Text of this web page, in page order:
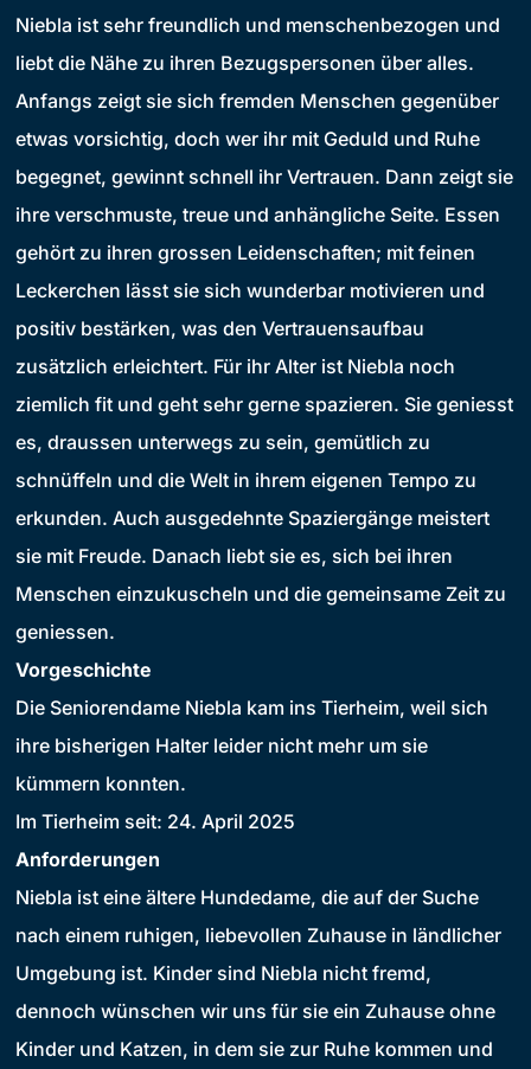
Niebla ist sehr freundlich und menschenbezogen und
liebt die Nähe zu ihren Bezugspersonen über alles.
Anfangs zeigt sie sich fremden Menschen gegenüber
etwas vorsichtig, doch wer ihr mit Geduld und Ruhe
begegnet, gewinnt schnell ihr Vertrauen. Dann zeigt sie
ihre verschmuste, treue und anhängliche Seite. Essen
gehört zu ihren grossen Leidenschaften; mit feinen
Leckerchen lässt sie sich wunderbar motivieren und
positiv bestärken, was den Vertrauensaufbau
zusätzlich erleichtert. Für ihr Alter ist Niebla noch
ziemlich fit und geht sehr gerne spazieren. Sie geniesst
es, draussen unterwegs zu sein, gemütlich zu
schnüffeln und die Welt in ihrem eigenen Tempo zu
erkunden. Auch ausgedehnte Spaziergänge meistert
sie mit Freude. Danach liebt sie es, sich bei ihren
Menschen einzukuscheln und die gemeinsame Zeit zu
geniessen.
Vorgeschichte
Die Seniorendame Niebla kam ins Tierheim, weil sich
ihre bisherigen Halter leider nicht mehr um sie
kümmern konnten.
Im Tierheim seit: 24. April 2025
Anforderungen
Niebla ist eine ältere Hundedame, die auf der Suche
nach einem ruhigen, liebevollen Zuhause in ländlicher
Umgebung ist. Kinder sind Niebla nicht fremd,
dennoch wünschen wir uns für sie ein Zuhause ohne
Kinder und Katzen, in dem sie zur Ruhe kommen und